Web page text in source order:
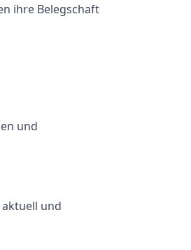
ihre Belegschaft
und
und